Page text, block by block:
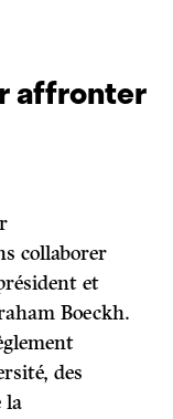
affronter
collaborer
et
Boeckh.
des
la